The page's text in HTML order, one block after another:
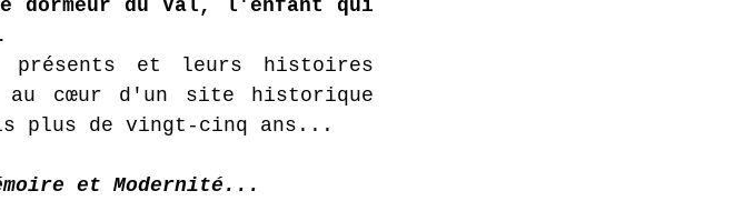
dormeur du Val, l'enfant qui
présents et leurs histoires
au cœur d'un site historique
plus de vingt-cinq ans...
et Modernité...